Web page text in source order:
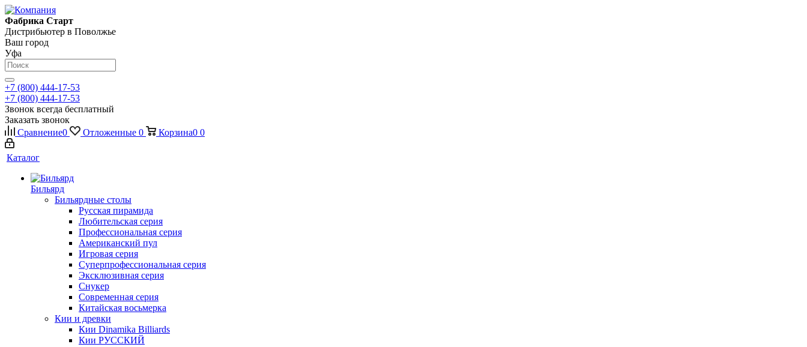
Фабрика Старт
Дистрибьютер в Поволжье
Ваш город
Уфа
+7 (800) 444-17-53
+7 (800) 444-17-53
Звонок всегда бесплатный
Заказать звонок
Сравнение0 Отложенные 0 Корзина0 0
Каталог
Бильярд
Бильярдные столы
Русская пирамида
Любительская серия
Профессиональная серия
Американский пул
Игровая серия
Суперпрофессиональная серия
Эксклюзивная серия
Снукер
Современная серия
Китайская восьмерка
Кии и древки
Кии Dinamika Billiards
Кии РУССКИЙ